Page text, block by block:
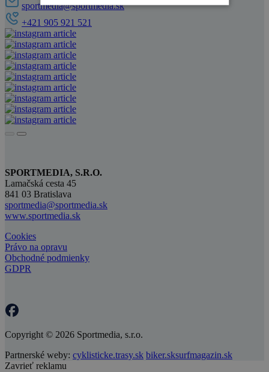
sportmedia@sportmedia.sk
+421 905 921 521
SPORTMEDIA, S.R.O.
Lamačská cesta 45
841 03 Bratislava
sportmedia@sportmedia.sk
www.sportmedia.sk
Cookies
Právo na opravu
Obchodné podmienky
GDPR
Copyright © 2026 Sportmedia, s.r.o.
Partnerské weby: cyklisticke.trasy.sk biker.sksurfmagazin.sk
Zavrieť reklamu